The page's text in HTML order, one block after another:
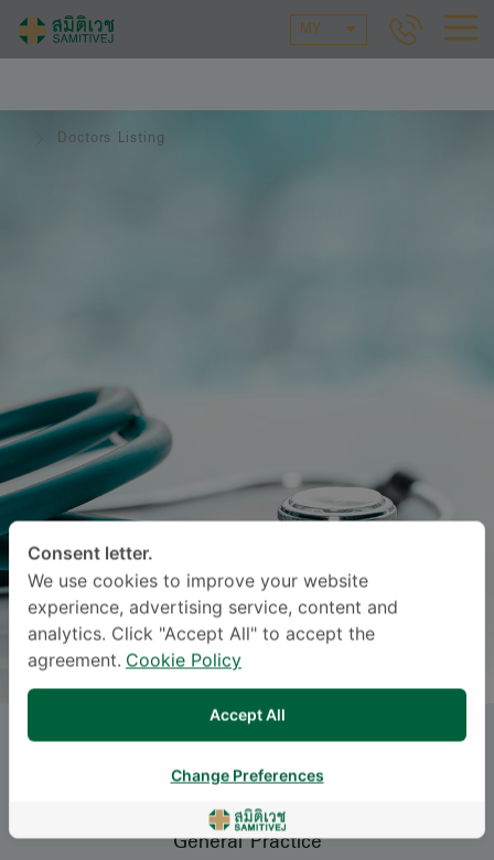
MY
Doctors Listing
Dr.SAHARAT LIAMPENG, M.D.
Specialties: General Practice
General Practice
Consent letter.
We use cookies to improve your website
experience, advertising service, content and
analytics. Click "Accept All" to accept the
agreement. Cookie Policy
Accept All
Change Preferences